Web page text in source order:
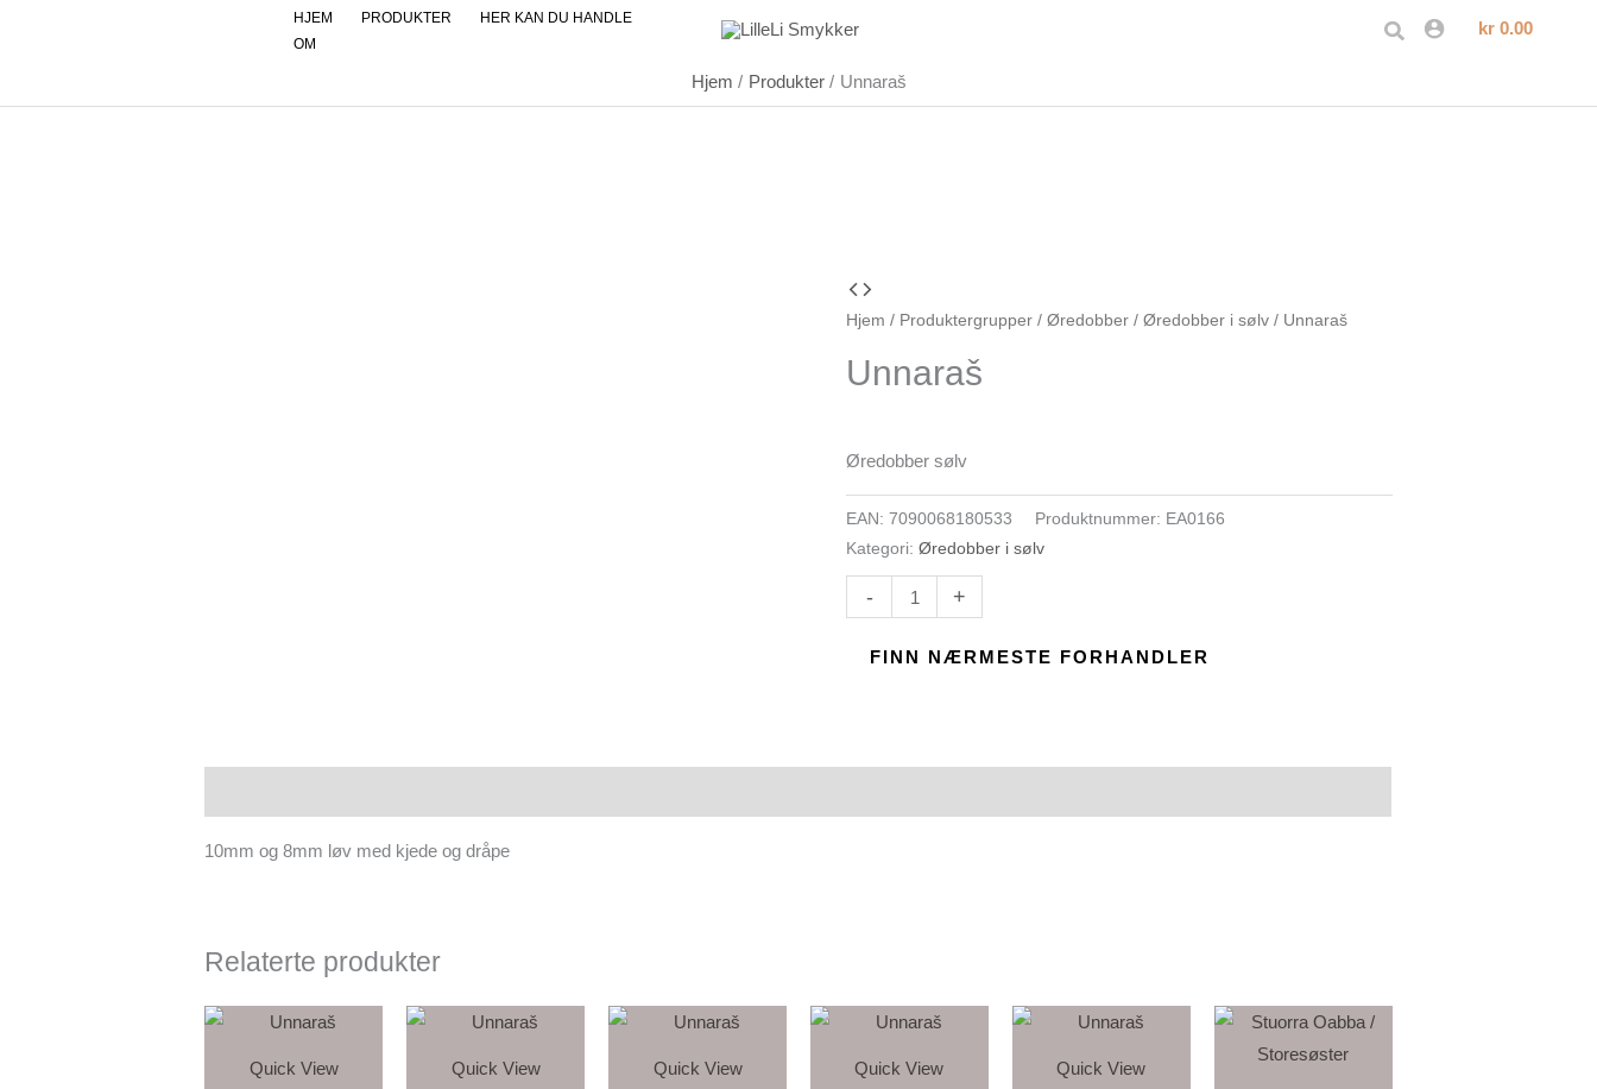
innholdet
HJEM PRODUKTER
HER KAN DU HANDLE
OM
Søk kr0.00
Hjem Produkter Unnaraš
Hjem / Produktergrupper / Øredobber / Øredobber i sølv / Unnaraš
Unnaraš
Øredobber sølv
EAN: 7090068180533 Produktnummer: EA0166
Kategori: Øredobber i sølv
-
Unnaraš
antall
+
FINN NÆRMESTE FORHANDLER
10mm og 8mm løv med kjede og dråpe
Relaterte produkter
Quick View
Quick View
Quick View
Quick View
Quick View